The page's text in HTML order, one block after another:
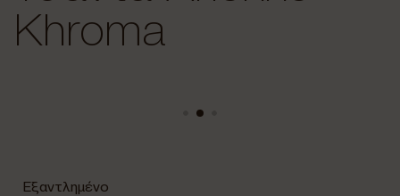
Khroma
Εξαντλημένο